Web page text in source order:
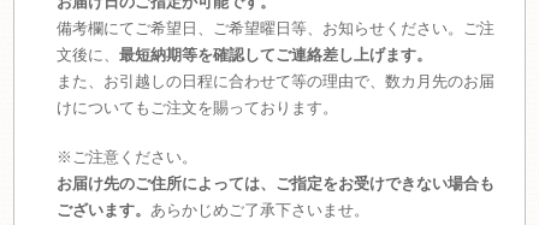
備考欄にてご希望日、ご希望曜日等、お知らせください。ご注
文後に、 最短納期等を確認してご連絡差し上げます。
また、お引越しの日程に合わせて等の理由で、数カ月先のお届
けについてもご注文を賜っております。
※ご注意ください。
お届け先のご住所によっては、ご指定をお受けできない場合も
ございます。 あらかじめご了承下さいませ。